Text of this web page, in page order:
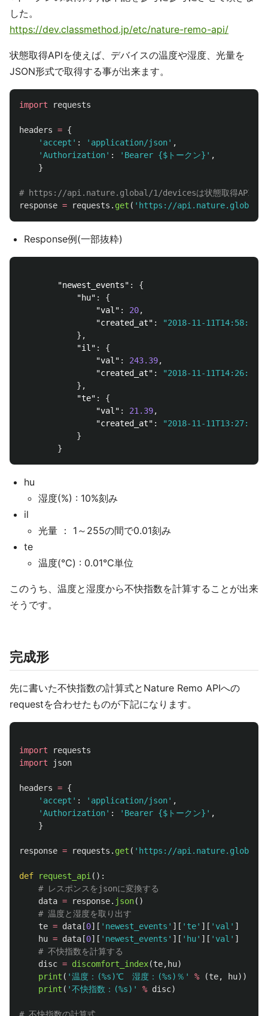
した。
https://dev.classmethod.jp/etc/nature-remo-api/
状態取得APIを使えば、デバイスの温度や湿度、光量を
JSON形式で取得する事が出来ます。
import requests
headers = {
' accept ' : ' application/json' ,
'Authorization' : ' Bearer {$トークン} ' ,
}
response = requests . get ( ' https://api.nature.global/
Response例(一部抜粋)
"newest_events" :
{
"hu" :
{
"val" : 20,
"created_at" :
"2018-11-11T14:58:11Z"
},
"il" :
{
"val" : 243.39,
"created_at" :
"2018-11-11T14:26:06Z"
},
"te" :
{
"val" : 21.39,
"created_at" :
"2018-11-11T13:27:24Z"
}
}
hu
湿度(%) : 10%刻み
il
光量 ： 1～255の間で0.01刻み
te
温度(℃) : 0.01℃単位
このうち、温度と湿度から不快指数を計算することが出来
そうです。
完成形
先に書いた不快指数の計算式とNature Remo APIへの
requestを合わせたものが下記になります。
import
requests
import
json
headers = {
' accept ' : ' application/json' ,
'Authorization' : ' Bearer {$トークン} ' ,
}
response = requests . get ( ' https://api.nature.global/
def request_api ():
data = response. json()
te = data [0][ ' newest_events ' ][ ' te' ][ ' val ' ]
hu = data [0][ ' newest_events ' ][ ' hu' ][ ' val ' ]
disc = discomfort_index(te, hu)
print ( '温度：(%s)℃　湿度：(%s)％ ' % (te, hu))
print ( '不快指数：(%s) ' % disc)